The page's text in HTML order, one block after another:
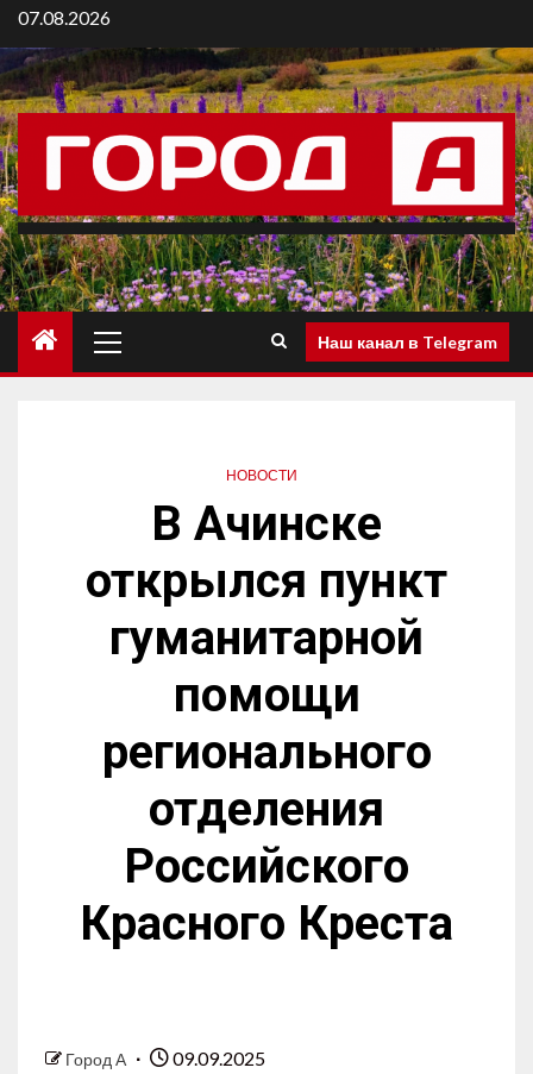
07.08.2026
Наш канал в Telegram
НОВОСТИ
В Ачинске
открылся пункт
гуманитарной
помощи
регионального
отделения
Российского
Красного Креста
Город А 09.09.2025